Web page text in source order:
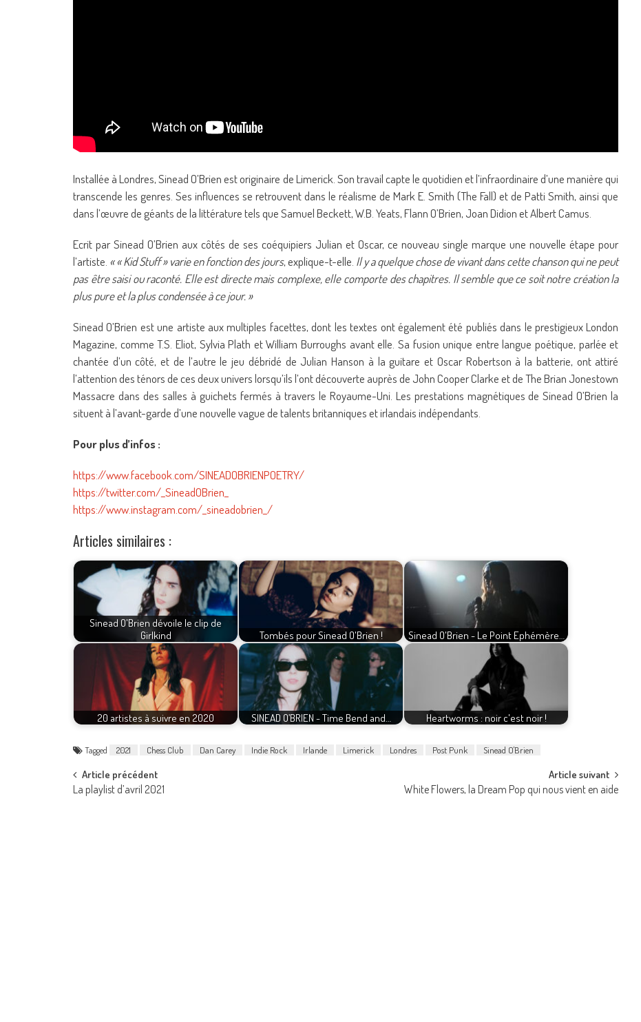
Installée à Londres, Sinead O’Brien est originaire de Limerick. Son travail capte le quotidien et l’infraordinaire d’une manière qui
transcende les genres. Ses influences se retrouvent dans le réalisme de Mark E. Smith (The Fall) et de Patti Smith, ainsi que
dans l’œuvre de géants de la littérature tels que Samuel Beckett, W.B. Yeats, Flann O’Brien, Joan Didion et Albert Camus.
Ecrit par Sinead O’Brien aux côtés de ses coéquipiers Julian et Oscar, ce nouveau single marque une nouvelle étape pour
l’artiste. « « Kid Stuff » varie en fonction des jours, explique-t-elle. Il y a quelque chose de vivant dans cette chanson qui ne peut
pas être saisi ou raconté. Elle est directe mais complexe, elle comporte des chapitres. Il semble que ce soit notre création la
plus pure et la plus condensée à ce jour. »
Sinead O’Brien est une artiste aux multiples facettes, dont les textes ont également été publiés dans le prestigieux London
Magazine, comme T.S. Eliot, Sylvia Plath et William Burroughs avant elle. Sa fusion unique entre langue poétique, parlée et
chantée d’un côté, et de l’autre le jeu débridé de Julian Hanson à la guitare et Oscar Robertson à la batterie, ont attiré
l’attention des ténors de ces deux univers lorsqu’ils l’ont découverte auprès de John Cooper Clarke et de The Brian Jonestown
Massacre dans des salles à guichets fermés à travers le Royaume-Uni. Les prestations magnétiques de Sinead O’Brien la
situent à l’avant-garde d’une nouvelle vague de talents britanniques et irlandais indépendants.
Pour plus d’infos :
https://www.facebook.com/SINEADOBRIENPOETRY/
https://twitter.com/_SineadOBrien_
https://www.instagram.com/_sineadobrien_/
Articles similaires :
Sinead O'Brien dévoile le clip de
Girlkind
Tombés pour Sinead O'Brien ! Sinead O'Brien - Le Point Ephémère…
20 artistes à suivre en 2020 SINEAD O’BRIEN - Time Bend and… Heartworms : noir c'est noir !
Tagged 2021 Chess Club Dan Carey Indie Rock Irlande Limerick Londres Post Punk Sinead O'Brien
Post
navigation
Article précédent
La playlist d’avril 2021
Article suivant
White Flowers, la Dream Pop qui nous vient en aide